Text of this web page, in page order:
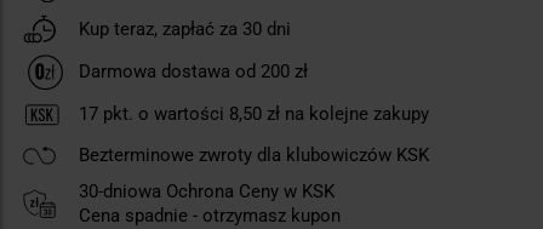
Kup teraz, zapłać za 30 dni
Darmowa dostawa od 200 zł
17 pkt. o wartości 8,50 zł na kolejne zakupy
Bezterminowe zwroty dla klubowiczów KSK
30-dniowa Ochrona Ceny w KSK
Cena spadnie - otrzymasz kupon